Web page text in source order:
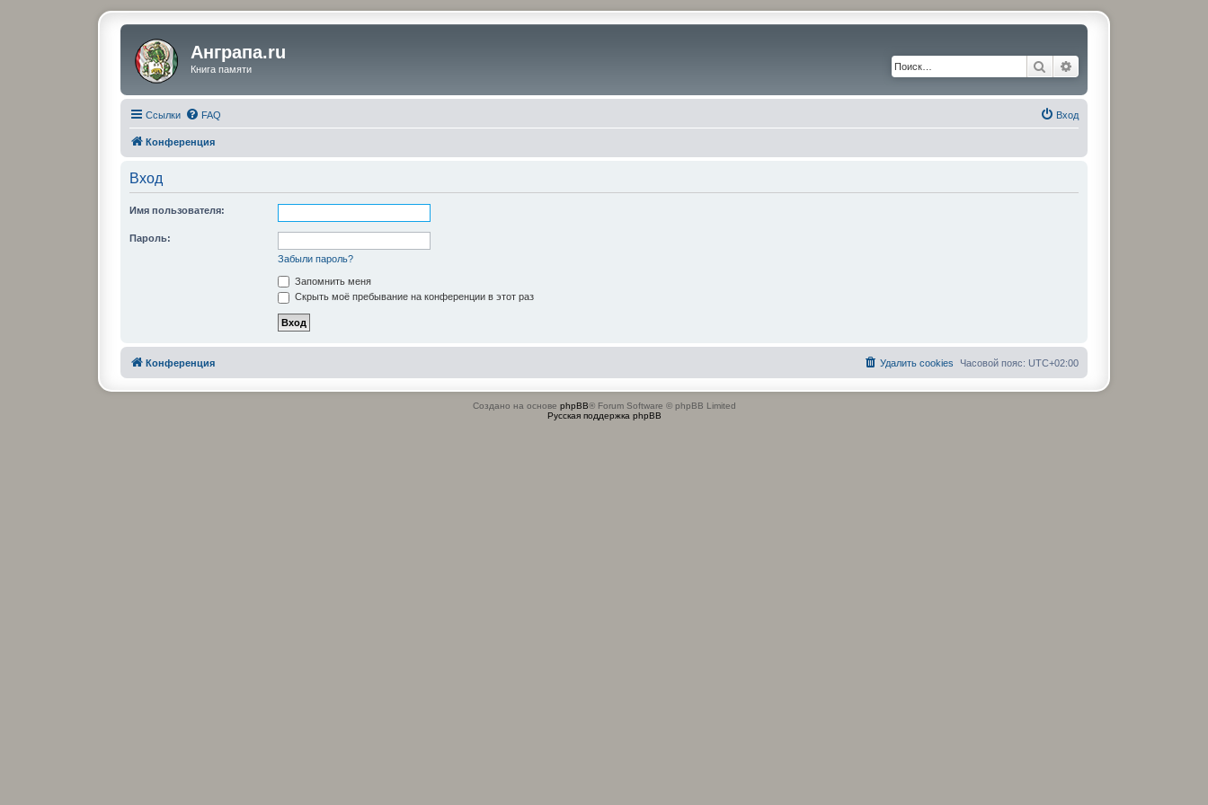
Анграпа.ru
Книга памяти Поиск
Ссылки FAQ Вход
Конференция
Вход
Имя пользователя:
Пароль:
Забыли пароль?
Запомнить меня
Скрыть моё пребывание на конференции в этот раз
Конференция Часовой пояс: UTC+02:00
Удалить cookies
Создано на основе phpBB® Forum Software © phpBB Limited
Русская поддержка phpBB